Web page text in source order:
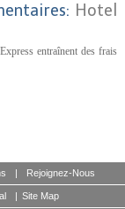
Hotel
entraînent des frais
| Rejoignez-Nous
| Site Map